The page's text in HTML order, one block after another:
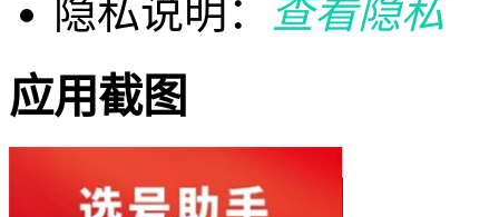
隐私说明：
查看隐私
应用截图